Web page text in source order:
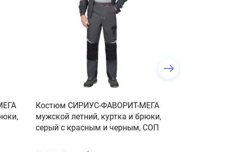
Костюм СИРИУС-ФАВОРИТ-МЕГА
мужской летний, куртка и брюки,
серый с красным и черным, СОП